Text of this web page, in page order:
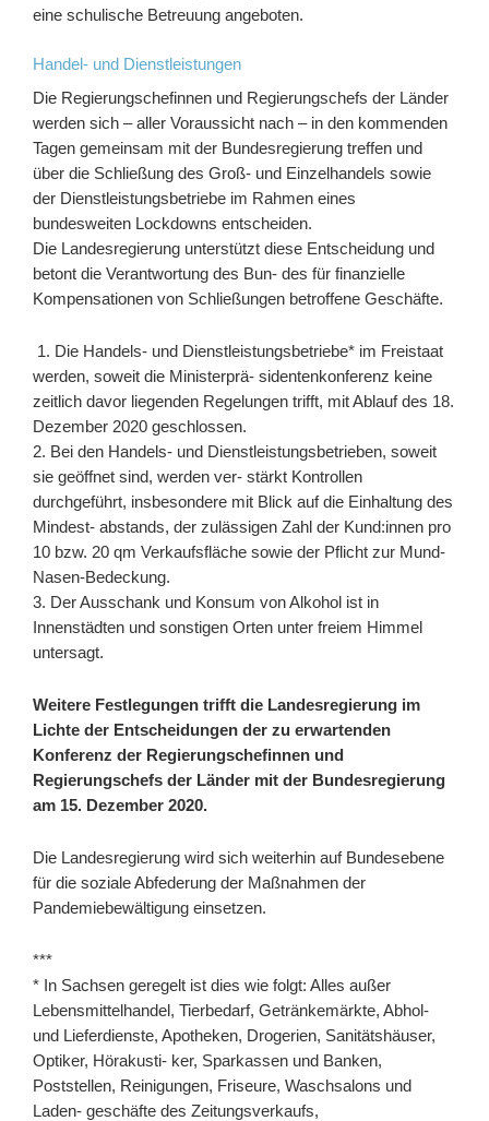
eine schulische Betreuung angeboten.
Handel- und Dienstleistungen
Die Regierungschefinnen und Regierungschefs der Länder
werden sich – aller Voraussicht nach – in den kommenden
Tagen gemeinsam mit der Bundesregierung treffen und
über die Schließung des Groß- und Einzelhandels sowie
der Dienstleistungsbetriebe im Rahmen eines
bundesweiten Lockdowns entscheiden.
Die Landesregierung unterstützt diese Entscheidung und
betont die Verantwortung des Bun- des für finanzielle
Kompensationen von Schließungen betroffene Geschäfte.
1. Die Handels- und Dienstleistungsbetriebe* im Freistaat
werden, soweit die Ministerprä- sidentenkonferenz keine
zeitlich davor liegenden Regelungen trifft, mit Ablauf des 18.
Dezember 2020 geschlossen.
2. Bei den Handels- und Dienstleistungsbetrieben, soweit
sie geöffnet sind, werden ver- stärkt Kontrollen
durchgeführt, insbesondere mit Blick auf die Einhaltung des
Mindest- abstands, der zulässigen Zahl der Kund:innen pro
10 bzw. 20 qm Verkaufsfläche sowie der Pflicht zur Mund-
Nasen-Bedeckung.
3. Der Ausschank und Konsum von Alkohol ist in
Innenstädten und sonstigen Orten unter freiem Himmel
untersagt.
Weitere Festlegungen trifft die Landesregierung im
Lichte der Entscheidungen der zu erwartenden
Konferenz der Regierungschefinnen und
Regierungschefs der Länder mit der Bundesregierung
am 15. Dezember 2020.
Die Landesregierung wird sich weiterhin auf Bundesebene
für die soziale Abfederung der Maßnahmen der
Pandemiebewältigung einsetzen.
***
* In Sachsen geregelt ist dies wie folgt: Alles außer
Lebensmittelhandel, Tierbedarf, Getränkemärkte, Abhol-
und Lieferdienste, Apotheken, Drogerien, Sanitätshäuser,
Optiker, Hörakusti- ker, Sparkassen und Banken,
Poststellen, Reinigungen, Friseure, Waschsalons und
Laden- geschäfte des Zeitungsverkaufs,